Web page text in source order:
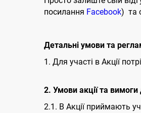
посилання Facebook) та
Детальні умови та
1. Для участі в Акції
2. Умови акції та вимоги
2.1. В Акції приймають